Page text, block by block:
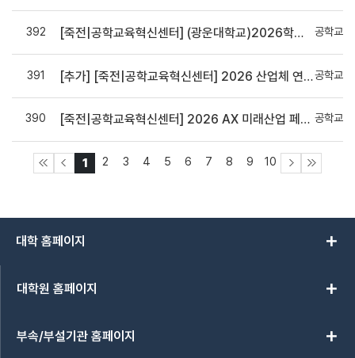
392 [죽전|공학교육혁신센터] (광운대학교)2026학년도 자율주행로봇 전문가 교육 참여자 모집 안내 공학교
391 [추가] [죽전|공학교육혁신센터] 2026 산업체 연계 캡스톤디자인(Echo+Project) 신청 연장 안내 (cs 로보틱스) (~04/1까지)공학교
390 [죽전|공학교육혁신센터] 2026 AX 미래산업 페스티벌 특강 시리즈 “AI 전환 시대, 산업과 커리어를 설계하다” 신청안내 공학교
1 2 3 4 5 6 7 8 9 10
대학 홈페이지 add
대학원 홈페이지 add
부속/부설기관 홈페이지 add